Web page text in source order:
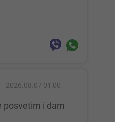
2026.08.07 01:00